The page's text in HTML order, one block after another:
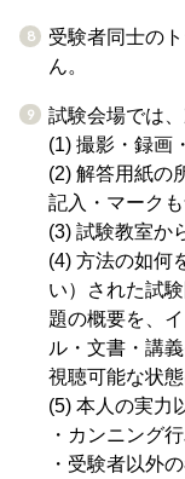
受験者同士の
ん。
試験会場では
(1) 撮影・録画
(2) 解答用紙の
記入・マークも
(3) 試験教室か
(4) 方法の如何
い）された試
題の概要を、
ル・文書・講
視聴可能な状
(5) 本人の実力
・カンニング
・受験者以外